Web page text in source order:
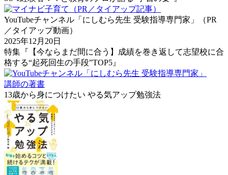
YouTubeチャンネル「にしむら先生 受験指導専門家」（PR
／タイアップ動画）
2025年12月20日
特集『【今ならまだ間に合う】成績を巻き返して志望校に合
格する“起死回生の手段”TOP5』
講師の著書
13歳から身につけたい やる気アップ勉強法